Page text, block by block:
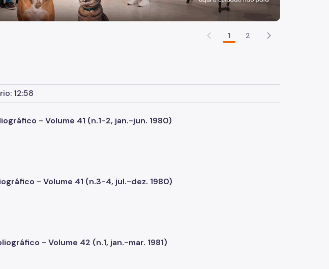
1 2
12:58
- Volume 41 (n.1-2, jan.-jun. 1980)
- Volume 41 (n.3-4, jul.-dez. 1980)
- Volume 42 (n.1, jan.-mar. 1981)